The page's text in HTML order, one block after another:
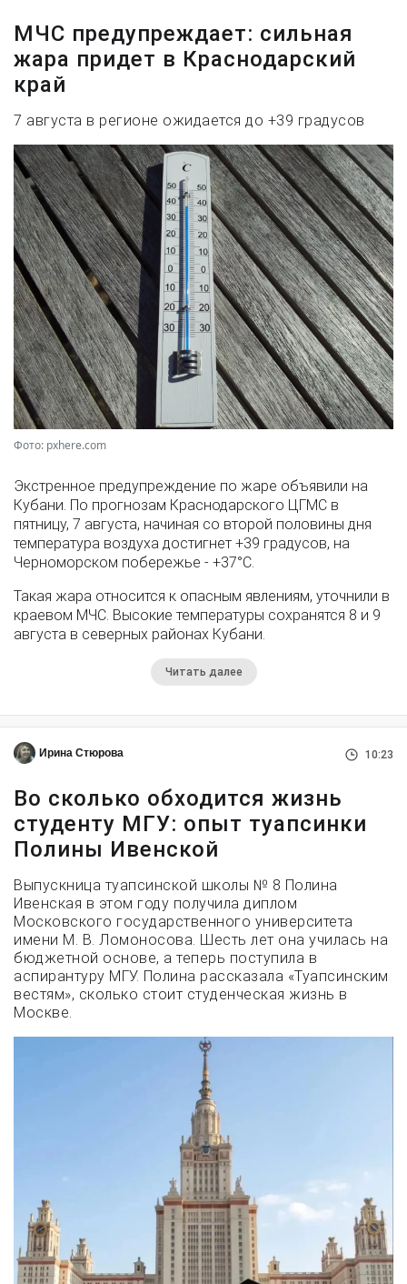
МЧС предупреждает: сильная
жара придет в Краснодарский
край
7 августа в регионе ожидается до +39 градусов
Фото: pxhere.com
Экстренное предупреждение по жаре объявили на
Кубани. По прогнозам Краснодарского ЦГМС в
пятницу, 7 августа, начиная со второй половины дня
температура воздуха достигнет +39 градусов, на
Черноморском побережье - +37°­С.
Такая жара относится к опасным явлениям, уточнили в
краевом МЧС. Высокие температуры сохранятся 8 и 9
августа в северных районах Кубани.
Читать далее
Ирина Стюрова 10:23
Во сколько обходится жизнь
студенту МГУ: опыт туапсинки
Полины Ивенской
Выпускница туапсинской школы № 8 Полина
Ивенская в этом году получила диплом
Московского государственного университета
имени М. В. Ломоносова. Шесть лет она училась на
бюджетной основе, а теперь поступила в
аспирантуру МГУ. Полина рассказала «Туапсинским
вестям», сколько стоит студенческая жизнь в
Москве.